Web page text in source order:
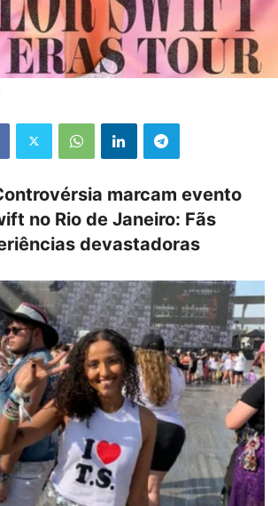
marcam evento
no Rio de Janeiro: Fãs
devastadoras